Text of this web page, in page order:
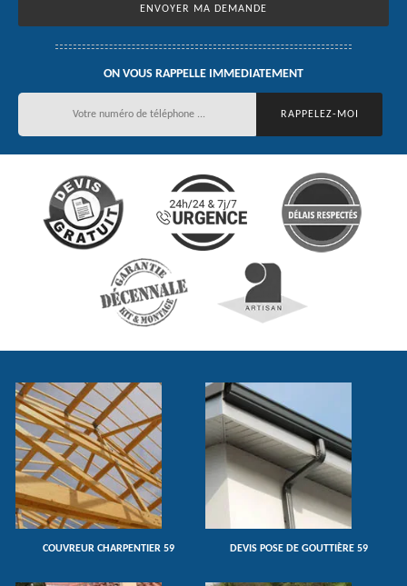
ON VOUS RAPPELLE IMMEDIATEMENT
COUVREUR CHARPENTIER 59 DEVIS POSE DE GOUTTIÈRE 59